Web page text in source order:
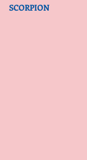
SCORPION